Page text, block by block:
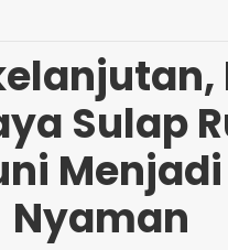
Sulap
Nyaman